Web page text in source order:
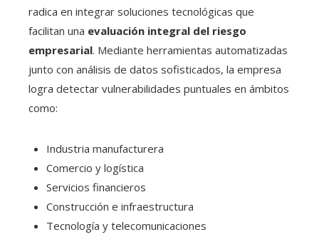
radica en integrar soluciones tecnológicas que
facilitan una evaluación integral del riesgo
empresarial. Mediante herramientas automatizadas
junto con análisis de datos sofisticados, la empresa
logra detectar vulnerabilidades puntuales en ámbitos
como:
Industria manufacturera
Comercio y logística
Servicios financieros
Construcción e infraestructura
Tecnología y telecomunicaciones